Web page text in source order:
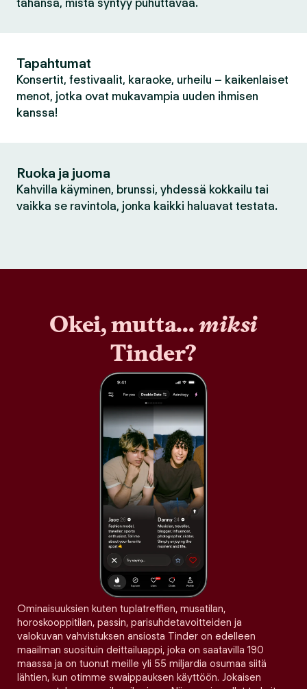
tahansa, mistä syntyy puhuttavaa.
Tapahtumat
Konsertit, festivaalit, karaoke, urheilu – kaikenlaiset
menot, jotka ovat mukavampia uuden ihmisen
kanssa!
Ruoka ja juoma
Kahvilla käyminen, brunssi, yhdessä kokkailu tai
vaikka se ravintola, jonka kaikki haluavat testata.
Okei, mutta...miksi
Tinder?
Ominaisuuksien kuten tuplatreffien, musatilan,
horoskooppitilan, passin, parisuhdetavoitteiden ja
valokuvan vahvistuksen ansiosta Tinder on edelleen
maailman suosituin deittailuappi, joka on saatavilla 190
maassa ja on tuonut meille yli 55 miljardia osumaa siitä
lähtien, kun otimme swaippauksen käyttöön. Jokaisen